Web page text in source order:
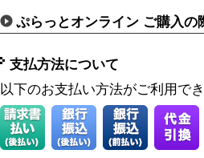
ぷらっとオンライン ご購入の
支払方法について
以下のお支払い方法がご利用で